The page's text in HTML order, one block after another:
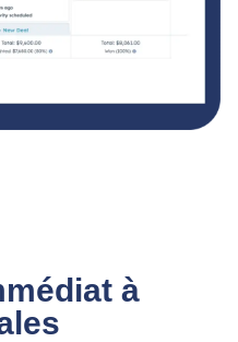
à